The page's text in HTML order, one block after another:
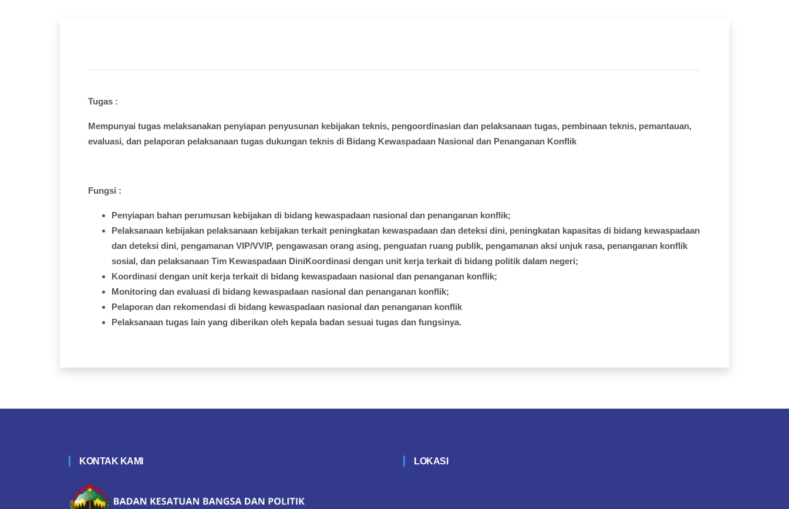
Tugas :
Mempunyai tugas melaksanakan penyiapan penyusunan kebijakan teknis, pengoordinasian dan pelaksanaan tugas, pembinaan teknis, pemantauan,
evaluasi, dan pelaporan pelaksanaan tugas dukungan teknis di Bidang Kewaspadaan Nasional dan Penanganan Konflik
Fungsi :
Penyiapan bahan perumusan kebijakan di bidang kewaspadaan nasional dan penanganan konflik;
Pelaksanaan kebijakan pelaksanaan kebijakan terkait peningkatan kewaspadaan dan deteksi dini, peningkatan kapasitas di bidang kewaspadaan
dan deteksi dini, pengamanan VIP/VVIP, pengawasan orang asing, penguatan ruang publik, pengamanan aksi unjuk rasa, penanganan konflik
sosial, dan pelaksanaan Tim Kewaspadaan DiniKoordinasi dengan unit kerja terkait di bidang politik dalam negeri;
Koordinasi dengan unit kerja terkait di bidang kewaspadaan nasional dan penanganan konflik;
Monitoring dan evaluasi di bidang kewaspadaan nasional dan penanganan konflik;
Pelaporan dan rekomendasi di bidang kewaspadaan nasional dan penanganan konflik
Pelaksanaan tugas lain yang diberikan oleh kepalabadan sesuai tugas dan fungsinya.
KONTAK KAMI LOKASI